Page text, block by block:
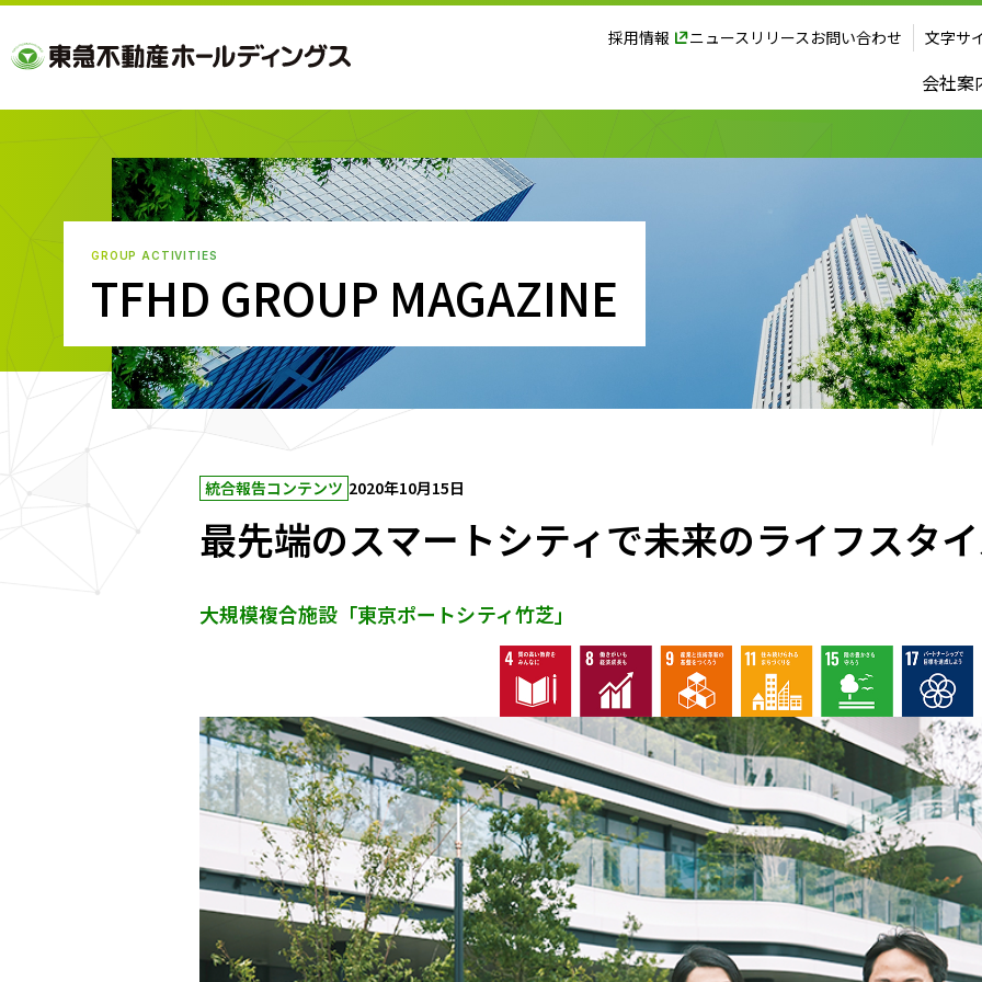
採用情報 ニュースリリースお問い合わせ 文字サ
会社案
GROUP ACTIVITIES
TFHD GROUP MAGAZINE
統合報告コンテンツ 2020年10月15日
最先端のスマートシティで未来のライフスタ
大規模複合施設「東京ポートシティ竹芝」